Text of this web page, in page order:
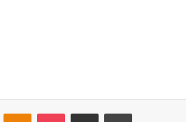
Odnoklassniki
Pocket Share via Email Print